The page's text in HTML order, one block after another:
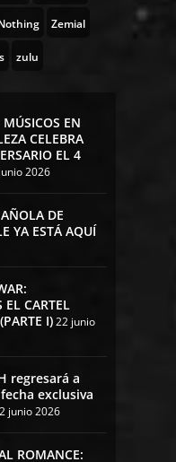
Zemial
zulu
MÚSICOS EN
CELEBRA
EL 4
2026
DE
YA ESTÁ AQUÍ
EL CARTEL
I)22 junio
regresará a
exclusiva
junio 2026
ROMANCE: